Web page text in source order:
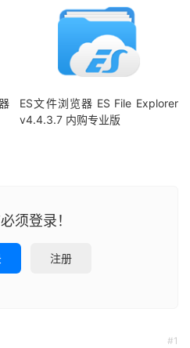
ES文件浏览器 ES File Explorer
v4.4.3.7 内购专业版
须登录！
注册
#1